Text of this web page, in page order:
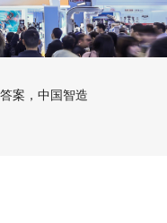
案，中国智造